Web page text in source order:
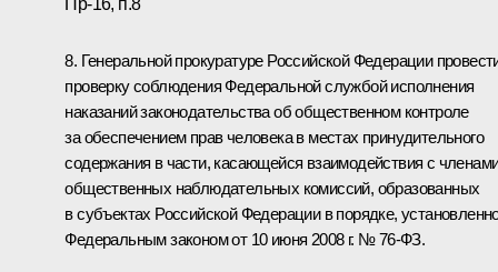
8. Генеральной прокуратуре Российской Федерации
проверку соблюдения Федеральной службой исполнения
наказаний законодательства об общественном контроле
за обеспечением прав человека в местах принудительного
содержания в части, касающейся взаимодействия с
общественных наблюдательных комиссий, образованных
в субъектах Российской Федерации в порядке,
Федеральным законом от 10 июня 2008 г. № 76-ФЗ.